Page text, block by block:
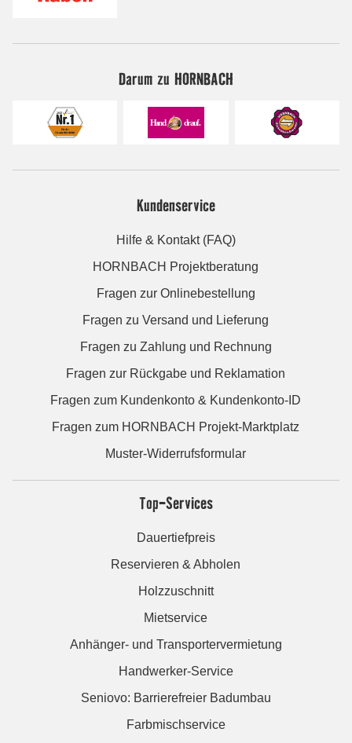
Darum zu HORNBACH
Kundenservice
Hilfe & Kontakt (FAQ)
HORNBACH Projektberatung
Fragen zur Onlinebestellung
Fragen zu Versand und Lieferung
Fragen zu Zahlung und Rechnung
Fragen zur Rückgabe und Reklamation
Fragen zum Kundenkonto & Kundenkonto-ID
Fragen zum HORNBACH Projekt-Marktplatz
Muster-Widerrufsformular
Top-Services
Dauertiefpreis
Reservieren & Abholen
Holzzuschnitt
Mietservice
Anhänger- und Transportervermietung
Handwerker-Service
Seniovo: Barrierefreier Badumbau
Farbmischservice